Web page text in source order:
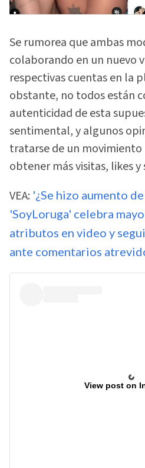
Se rumorea que ambas
colaborando en un nuevo
respectivas cuentas en la
obstante, no todos están
autenticidad de esta
sentimental, y algunos
tratarse de un
obtener más visitas, likes y
VEA: '¿Se hizo aumento
'SoyLoruga' celebra
atributos en video y
ante comentarios
View post on